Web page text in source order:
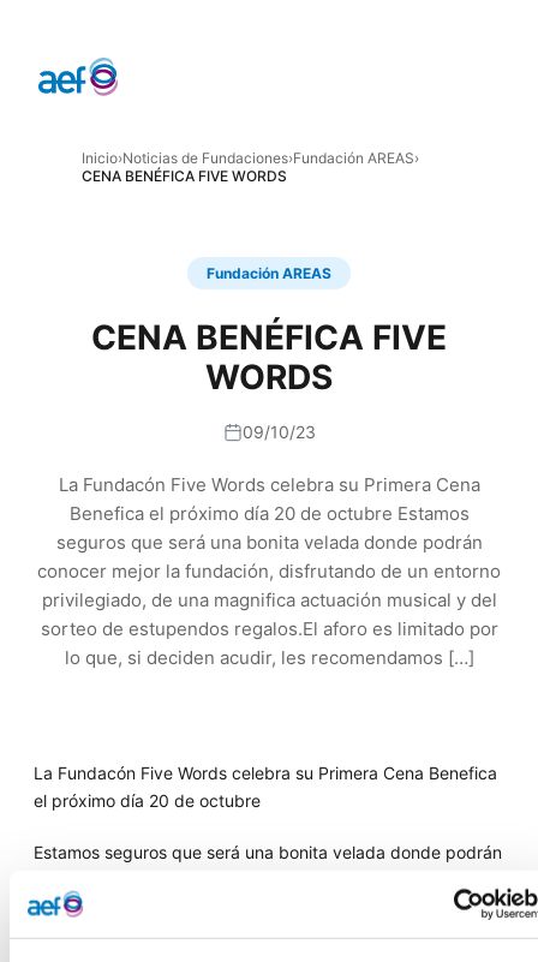
Inicio›Noticias de Fundaciones›Fundación AREAS›
CENA BENÉFICA FIVE WORDS
Fundación AREAS
CENA BENÉFICA FIVE
WORDS
09/10/23
La Fundacón Five Words celebra su Primera Cena
Benefica el próximo día 20 de octubre Estamos
seguros que será una bonita velada donde podrán
conocer mejor la fundación, disfrutando de un entorno
privilegiado, de una magnifica actuación musical y del
sorteo de estupendos regalos.El aforo es limitado por
lo que, si deciden acudir, les recomendamos […]
La Fundacón Five Words celebra su Primera Cena Benefica
el próximo día 20 de octubre
Estamos seguros que será una bonita velada donde podrán
privilegiado, de una magnifica actuación musical y del
sorteo de estupendos regalos.